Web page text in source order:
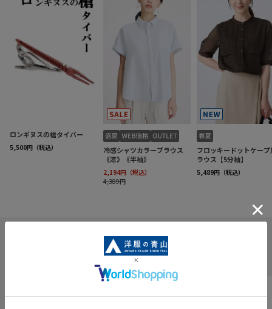
INFORMATION